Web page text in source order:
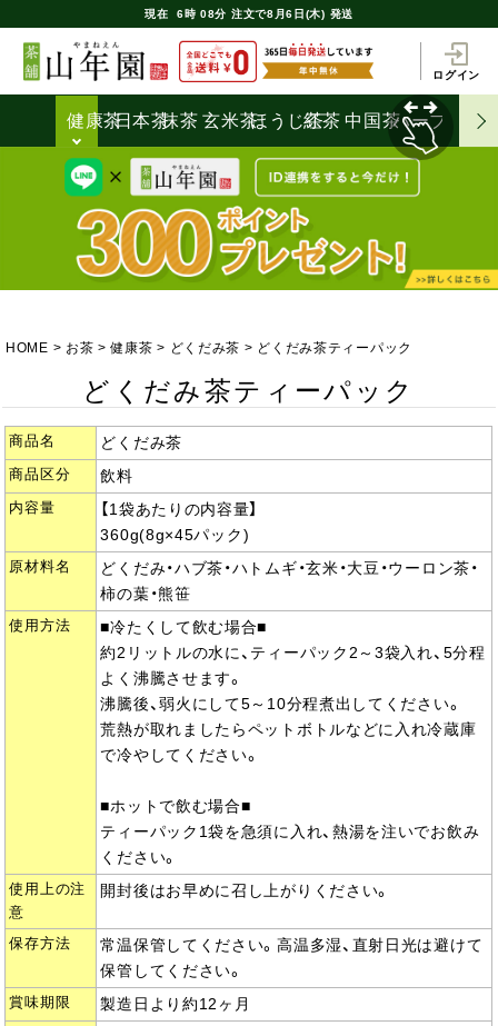
現在 6時 08分 注文で8月6日(木) 発送
ログイン
健康茶日本茶抹茶 玄米茶ほうじ茶
紅茶 中国茶ハーブティ
HOME お茶 健康茶 どくだみ茶 どくだみ茶ティーパック
どくだみ茶ティーパック
商品名 どくだみ茶
商品区分 飲料
内容量
【1袋あたりの内容量】
360g(8g×45パック)
原材料名
どくだみ・ハブ茶・ハトムギ・玄米・大豆・ウーロン茶・
柿の葉・熊笹
使用方法
■冷たくして飲む場合■
約2リットルの水に、ティーパック2～3袋入れ、5分程
よく沸騰させます。
沸騰後、弱火にして5～10分程煮出してください。
荒熱が取れましたらペットボトルなどに入れ冷蔵庫
で冷やしてください。
■ホットで飲む場合■
ティーパック1袋を急須に入れ、熱湯を注いでお飲み
ください。
使用上の注
意
開封後はお早めに召し上がりください。
保存方法
常温保管してください。高温多湿、直射日光は避けて
保管してください。
賞味期限 製造日より約12ヶ月